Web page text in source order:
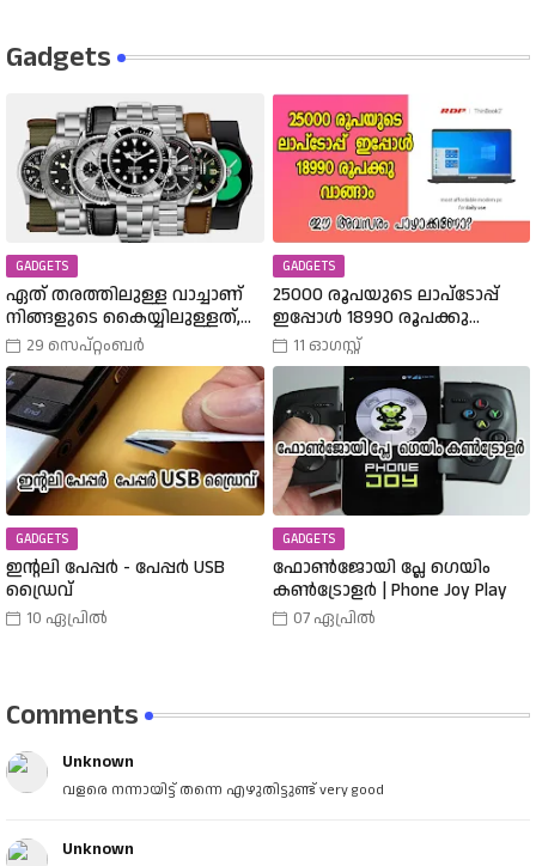
Gadgets
GADGETS
ഏത് തരത്തിലുള്ള വാച്ചാണ്
നിങ്ങളുടെ കൈയ്യിലുള്ളത്,
അത് എങ്ങനെ
തിരഞ്ഞെടുത്തു? വിവിധ
തരത്തിലുള്ള വാച്ചുകൾ
പരിചയപ്പെടാം.
29 സെപ്റ്റംബർ
GADGETS
25000 രൂപയുടെ ലാപ്ടോപ്പ്
ഇപ്പോൾ 18990 രൂപക്കു
വാങ്ങാം | Amazon Freedom Sale
Buy A 25000 Laptop In 18,900
Rupees |
11 ഓഗസ്റ്റ്
GADGETS
ഇന്റലി പേപ്പർ - പേപ്പർ USB
ഡ്രൈവ്
10 ഏപ്രിൽ
GADGETS
ഫോൺജോയി പ്ലേ ഗെയിം
കൺട്രോളർ | Phone Joy Play
07 ഏപ്രിൽ
Comments
Unknown
വളരെ നന്നായിട്ട് തന്നെ എഴുതിട്ടുണ്ട് very good
Unknown